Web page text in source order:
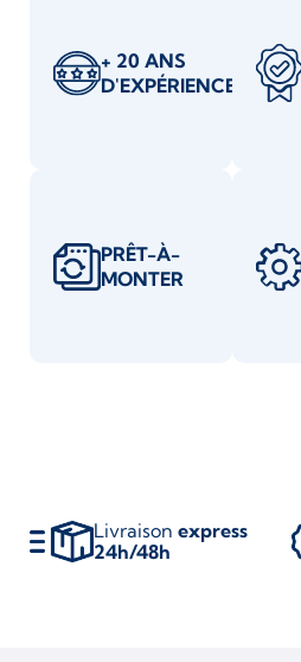
+ 20 ANS
D'EXPÉRIENCE
PRÊT-À-
MONTER
Livraison express
24h/48h